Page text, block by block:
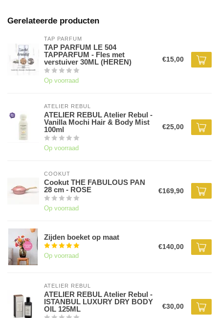
Gerelateerde producten
TAP PARFUM
TAP PARFUM LE 504
TAPPARFUM - Fles met
verstuiver 30ML (HEREN)
Op voorraad
€15,00
ATELIER REBUL
ATELIER REBUL Atelier Rebul -
Vanilla Mochi Hair & Body Mist
100ml
Op voorraad
€25,00
COOKUT
Cookut THE FABULOUS PAN
28 cm - ROSE
Op voorraad
€169,90
Zijden boeket op maat
Op voorraad
€140,00
ATELIER REBUL
ATELIER REBUL Atelier Rebul -
ISTANBUL LUXURY DRY BODY
OIL 125ML
€30,00